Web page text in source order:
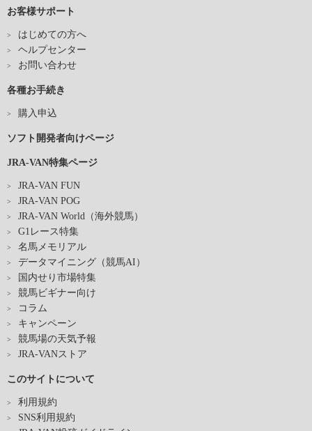
お客様サポート
はじめての方へ
ヘルプセンター
お問い合わせ
各種お手続き
購入申込
ソフト開発者向けページ
JRA-VAN特集ページ
JRA-VAN FUN
JRA-VAN POG
JRA-VAN World（海外競馬）
G1レース特集
名馬メモリアル
データマイニング（競馬AI）
国内せり市場特集
競馬ビギナー向け
コラム
キャンペーン
競馬場の天気予報
JRA-VANストア
このサイトについて
利用規約
SNS利用規約